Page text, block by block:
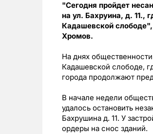
"Сегодня пройдет
на ул. Бахруина, д. 11.,
Кадашевской
Хромов.
На днях
Кадашевской слободе,
города продолжают
В начале недели
удалось остановить
Бахрушина д. 11. У
ордеры на снос зданий.